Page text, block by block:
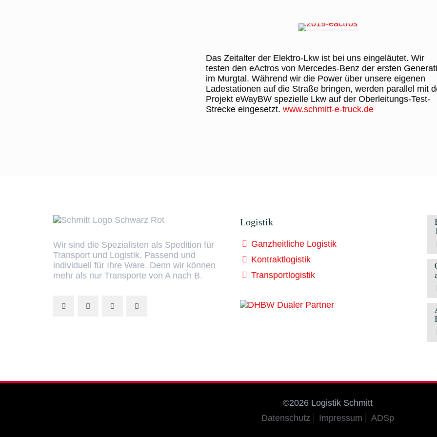
Das Zeitalter der Elektro-Lkw ist bei uns eingeläutet. Wir
testen den eActros von Mercedes-Benz der ersten
im Murgtal. Während wir die Power über unsere eigenen
Ladestationen auf die Straße bringen, werden parallel mit
Projekt eWayBW spezielle Lkw auf der Oberleitungs-Test-
Strecke eingesetzt.www.schmitt-e-truck.de
Wir sind die Spezialisten als Spedition für
Transport und Logistik. Passend und
individuell für Ihre Ware. Denn wir können
mehr als nur Transporte von A nach B.
Logistik
Ganzheitliche Logistik
Kontraktlogistik
Transportlogistik
©2026 Logistik Schmitt
Datenschutz
Impressum ADSp